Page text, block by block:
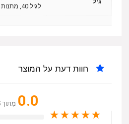
לגיל 40, מתנות לגיל 50
חוות דעת על המוצר
0.0 מִתוֹך 5
★
★
★
★
★